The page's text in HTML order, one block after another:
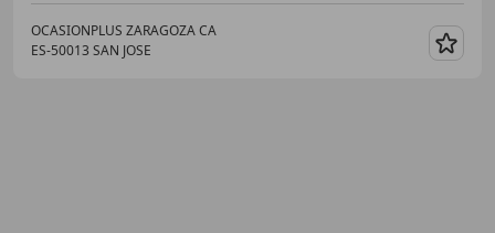
OCASIONPLUS ZARAGOZA CA
ES-50013 SAN JOSE